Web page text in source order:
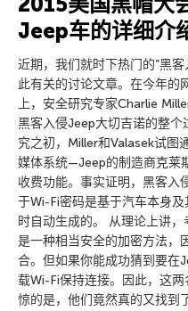
Jeep车的详细介
近期，我们就时下热门的”黑
此有关的讨论文章。在今年
上，安全研究专家Charlie
黑客入侵Jeep大切吉诺的整
究之初，Miller和Valasek试图
媒体系统—Jeep的制造商克莱
收费功能。事实证明，黑客入
于Wi-Fi密码是基于汽车本身
时自动生成的。 从理论上讲
是一种相当安全的加密方法，
合。但如果你能成功猜到要在
载Wi-Fi保持连接。因此，这
惊的是，他们竟然真的又找到